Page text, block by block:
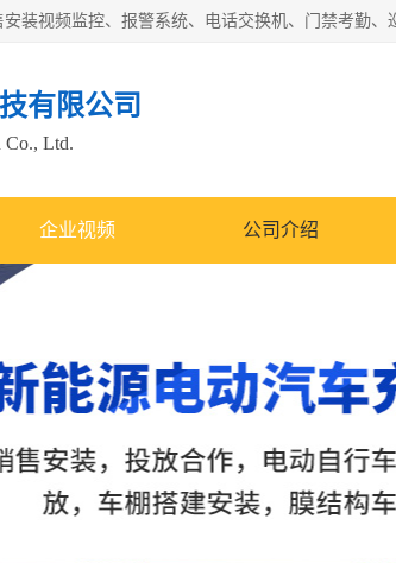
有限公司
Co., Ltd.
企业视频 公司介绍